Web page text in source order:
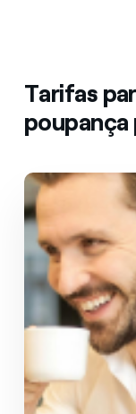
Tarifas
poupança
Preços estáveis
Tarifa